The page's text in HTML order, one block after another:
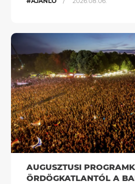
AUGUSZTUSI
ÖRDÖGKATLANTÓL A